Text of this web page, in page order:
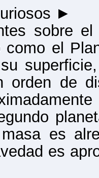
►
sobre
como el
orden de
es
es